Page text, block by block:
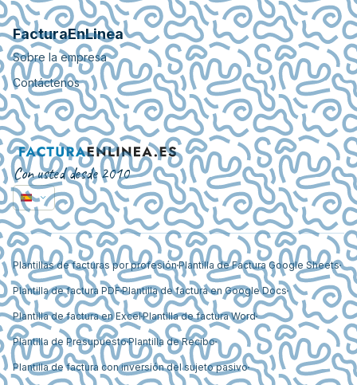
FacturaEnLinea
Sobre la empresa
Contáctenos
Con usted desde 2010
Plantillas de facturas por profesiónPlantilla de Factura Google Sheets
Plantilla de factura PDFPlantilla de factura en Google Docs
Plantilla de factura en ExcelPlantilla de factura Word
Plantilla de PresupuestoPlantilla de Recibo
Plantilla de factura con inversión del sujeto pasivo